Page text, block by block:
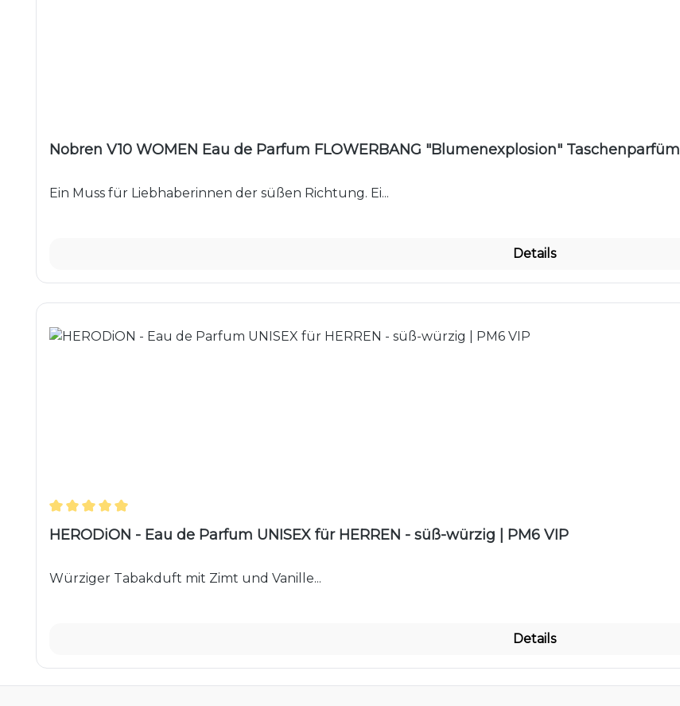
Nobren V10 WOMEN Eau de Parfum FLOWERBANG "Blumenexplosion" Taschenparfüm
Ein Muss für Liebhaberinnen der süßen Richtung. Ei...
Details
Durchschnittliche Bewertung von 5 von 5 Sternen
HERODiON - Eau de Parfum UNISEX für HERREN - süß-würzig | PM6 VIP
Würziger Tabakduft mit Zimt und Vanille...
Details